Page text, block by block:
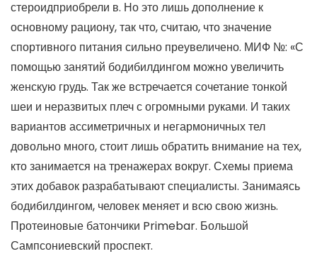
стероидприобрели в. Но это лишь дополнение к
основному рациону, так что, считаю, что значение
спортивного питания сильно преувеличено. МИФ №: «С
помощью занятий бодибилдингом можно увеличить
женскую грудь. Так же встречается сочетание тонкой
шеи и неразвитых плеч с огромными руками. И таких
вариантов ассиметричных и негармоничных тел
довольно много, стоит лишь обратить внимание на тех,
кто занимается на тренажерах вокруг. Схемы приема
этих добавок разрабатывают специалисты. Занимаясь
бодибилдингом, человек меняет и всю свою жизнь.
Протеиновые батончики Primebar. Большой
Сампсониевский проспект.